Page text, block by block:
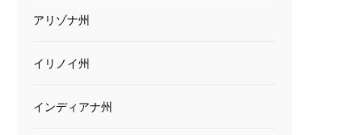
アリゾナ州
イリノイ州
インディアナ州